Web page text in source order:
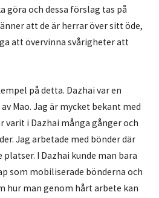
göra och dessa förslag tas på
att de är herrar över sitt öde,
att övervinna svårigheter att
på detta. Dazhai var en
Mao. Jag är mycket bekant med
varit i Dazhai många gånger och
Jag arbetade med bönder där
I Dazhai kunde man bara
som mobiliserade bönderna och
hur man genom hårt arbete kan